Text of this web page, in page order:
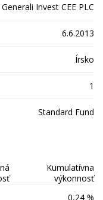
Generali Invest CEE PLC
6.6.2013
Írsko
1
Standard Fund
Kumulatívna
výkonnosť
0,24 %